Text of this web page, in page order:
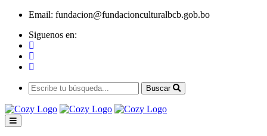
Email: fundacion@fundacionculturalbcb.gob.bo
Siguenos en:
Buscar